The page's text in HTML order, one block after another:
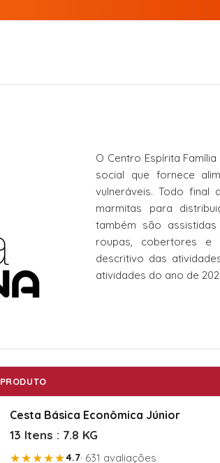
O Centro Espírita
social que fornece
vulneráveis. Todo final
marmitas para
também são
roupas, cobertores e
descritivo das
atividades do ano de
PRODUTO
Cesta Básica Econômica Júnior
13 Itens : 7.8 KG
★★★★★4.7· 631 avaliações